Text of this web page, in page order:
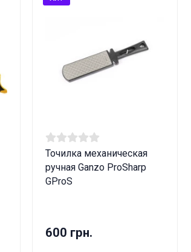
Точилка механическая
ручная Ganzo ProSharp
GProS
600 грн.